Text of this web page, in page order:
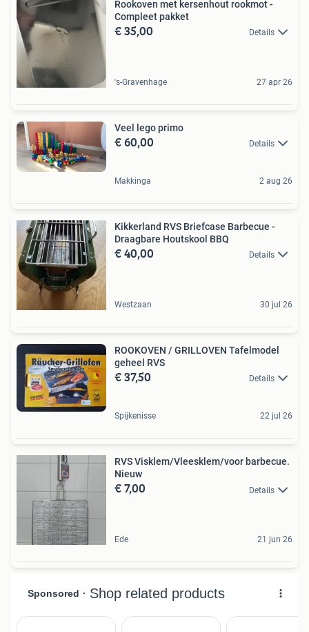
Rookoven met kersenhout rookmot -
Compleet pakket
€ 35,00 Details
's-Gravenhage 27 apr 26
Veel lego primo
€ 60,00 Details
Makkinga 2 aug 26
Kikkerland RVS Briefcase Barbecue -
Draagbare Houtskool BBQ
€ 40,00 Details
Westzaan 30 jul 26
ROOKOVEN / GRILLOVEN Tafelmodel
geheel RVS
€ 37,50 Details
Spijkenisse 22 jul 26
RVS Visklem/Vleesklem/voor barbecue.
Nieuw
€ 7,00 Details
Ede 21 jun 26